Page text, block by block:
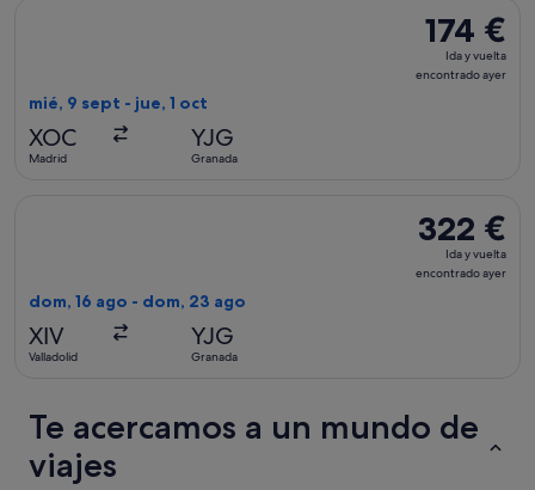
174 €
Ida
y
174 €
Ida y vuelta
encontrado ayer
mié, 9 sept - jue, 1 oct
XOC
Madrid
YJG
Granada
322 €
Ida
y
322 €
Ida y vuelta
encontrado ayer
dom, 16 ago - dom, 23 ago
XIV
Valladolid
YJG
Granada
Te acercamos a un mundo de
viajes